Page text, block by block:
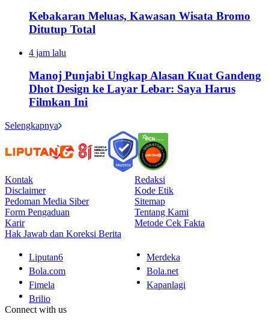
Kebakaran Meluas, Kawasan Wisata Bromo
Ditutup Total
4 jam lalu
Manoj Punjabi Ungkap Alasan Kuat Gandeng
Dhot Design ke Layar Lebar: Saya Harus
Filmkan Ini
Selengkapnya
Kontak
Redaksi
Disclaimer
Kode Etik
Pedoman Media Siber
Sitemap
Form Pengaduan
Tentang Kami
Karir
Metode Cek Fakta
Hak Jawab dan Koreksi Berita
Liputan6
Merdeka
Bola.com
Bola.net
Fimela
Kapanlagi
Brilio
Connect with us